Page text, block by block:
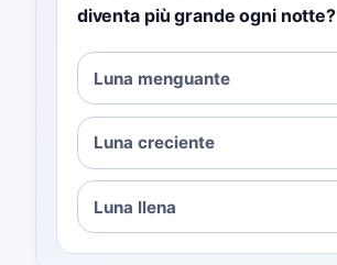
diventa più grande ogni notte?
Luna menguante
Luna creciente
Luna llena